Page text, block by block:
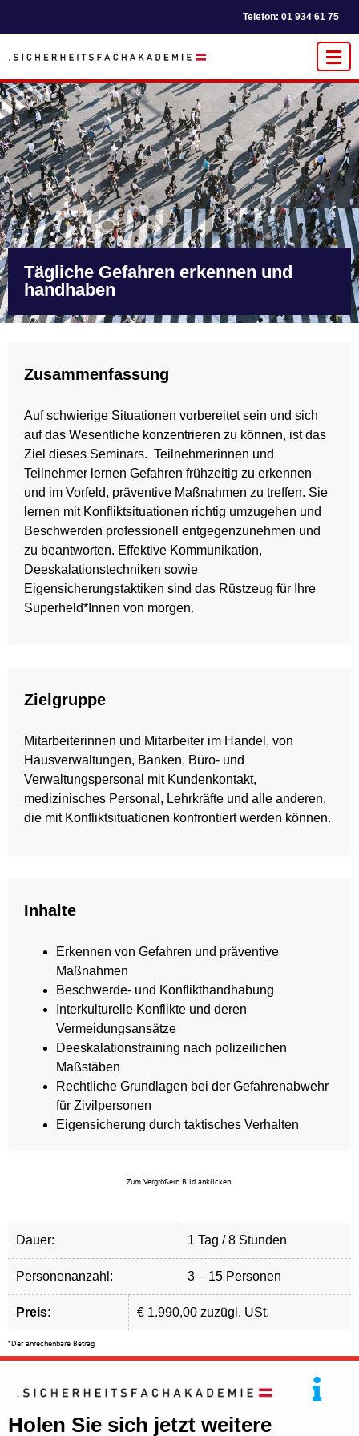
Telefon: 01 934 61 75
Tägliche Gefahren erkennen und
handhaben
Zusammenfassung
Auf schwierige Situationen vorbereitet sein und sich
auf das Wesentliche konzentrieren zu können, ist das
Ziel dieses Seminars. Teilnehmerinnen und
Teilnehmer lernen Gefahren frühzeitig zu erkennen
und im Vorfeld, präventive Maßnahmen zu treffen. Sie
lernen mit Konfliktsituationen richtig umzugehen und
Beschwerden professionell entgegenzunehmen und
zu beantworten. Effektive Kommunikation,
Deeskalationstechniken sowie
Eigensicherungstaktiken sind das Rüstzeug für Ihre
Superheld*Innen von morgen.
Zielgruppe
Mitarbeiterinnen und Mitarbeiter im Handel, von
Hausverwaltungen, Banken, Büro- und
Verwaltungspersonal mit Kundenkontakt,
medizinisches Personal, Lehrkräfte und alle anderen,
die mit Konfliktsituationen konfrontiert werden können.
Inhalte
Erkennen von Gefahren und präventive
Maßnahmen
Beschwerde- und Konflikthandhabung
Interkulturelle Konflikte und deren
Vermeidungsansätze
Deeskalationstraining nach polizeilichen
Maßstäben
Rechtliche Grundlagen bei der Gefahrenabwehr
für Zivilpersonen
Eigensicherung durch taktisches Verhalten
Zum Vergrößern Bild anklicken.
Dauer: 1 Tag / 8 Stunden
Personenanzahl: 3 – 15 Personen
Preis: € 1.990,00 zuzügl. USt.
*Der anrechenbare Betrag
Holen Sie sich jetzt weitere